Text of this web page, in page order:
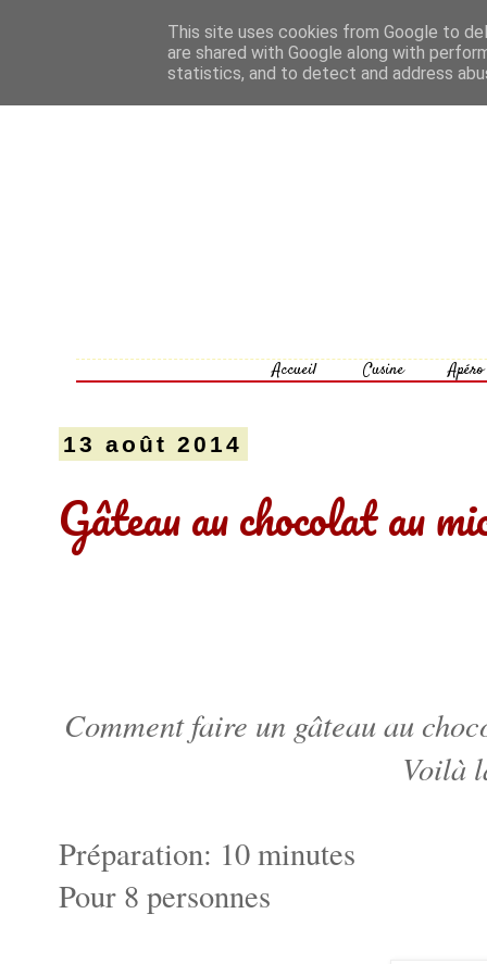
Accueil Cusine Apéro
13 août 2014
Gâteau au chocolat au
Comment faire un gâteau au
Voilà
Préparation: 10 minutes
Pour 8 personnes
This site uses cookies from Google to
are shared with Google along with
statistics, and to detect and address